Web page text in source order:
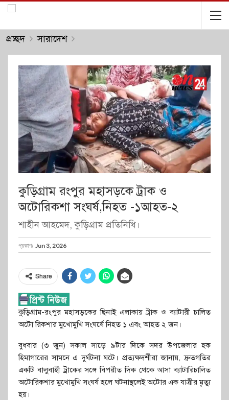
প্রচ্ছদ সারাদেশ
কুড়িগ্রাম রংপুর মহাসড়কে ট্রাক ও
অটোরিকশা সংঘর্ষ,নিহত -১আহত-২
শাহীন আহমেদ, কুড়িগ্রাম প্রতিনিধি।
প্রকাশঃ Jun 3, 2026
Share
কুড়িগ্রাম-রংপুর মহাসড়কের ছিনাই এলাকায় ট্রাক ও ব্যাটারী চালিত
অটো রিকশার মুখোমুখি সংঘর্ষে নিহত ১ এবং আহত ২ জন।
বুধবার (৩ জুন) সকাল সাড়ে ৯টার দিকে সদর উপজেলার হক
হিমাগারের সামনে এ দুর্ঘটনা ঘটে। প্রত্যক্ষদর্শীরা জানায়, দ্রুতগতির
একটি বালুবাহী ট্রাকের সঙ্গে বিপরীত দিক থেকে আসা ব্যাটারিচালিত
অটোরিকশার মুখোমুখি সংঘর্ষ হলে ঘটনাস্থলেই অটোর এক যাত্রীর মৃত্যু
হয়।